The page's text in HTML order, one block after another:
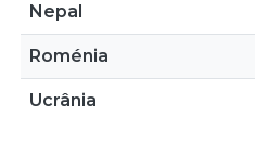
Nepal
Roménia
Ucrânia